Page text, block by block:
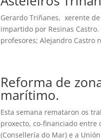
Gerardo Triñanes, xerente
impartido por Resinas
profesores; Alejandro Castro
Reforma de
marítimo.
Esta semana remataron os
proxecto, co-financiado entre
(Consellería do Mar) e a